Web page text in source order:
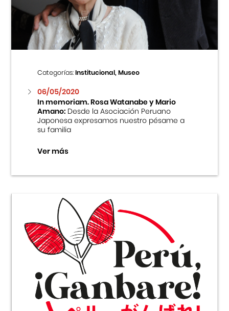
Centro Cultural Peruano Japonés
Cursos
Museo de la Inmigración Japonesa
Fondo Editorial
Teatro Peruano Japonés
Categorías:Institucional, Museo
06/05/2020
In memoriam. Rosa Watanabe y Mario
Amano:Desde la Asociación Peruano
Japonesa expresamos nuestro pésame a
su familia
Ver más